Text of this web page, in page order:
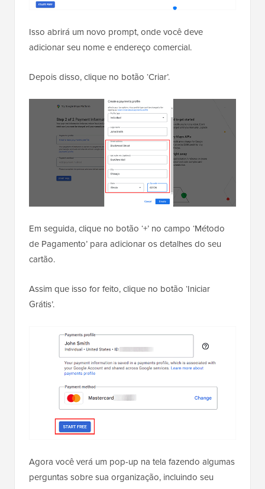
Isso abrirá um novo prompt, onde você deve
adicionar seu nome e endereço comercial.
Depois disso, clique no botão ‘Criar’.
Em seguida, clique no botão ‘+’ no campo ‘Método
de Pagamento’ para adicionar os detalhes do seu
cartão.
Assim que isso for feito, clique no botão ‘Iniciar
Grátis’.
Agora você verá um pop-up na tela fazendo algumas
perguntas sobre sua organização, incluindo seu